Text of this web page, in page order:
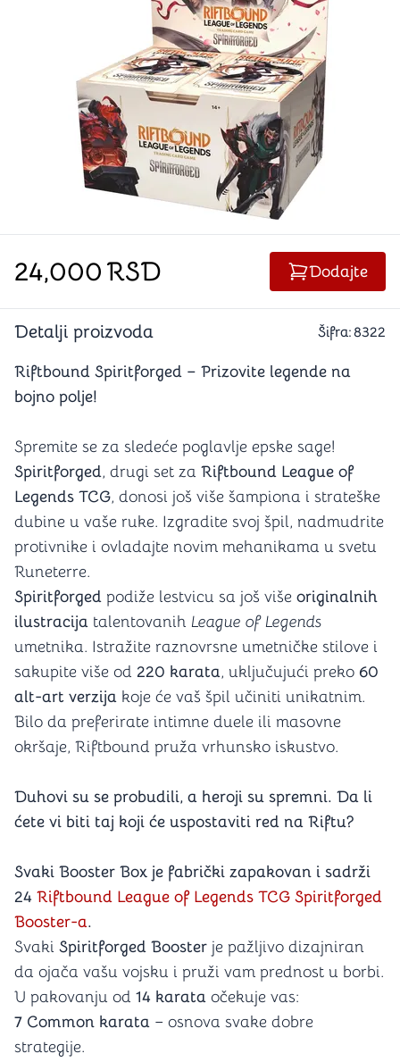
24,000RSD Dodajte
Detalji proizvoda Šifra:8322
Riftbound Spiritforged – Prizovite legende na
bojno polje!
Spremite se za sledeće poglavlje epske sage!
Spiritforged, drugi set za Riftbound League of
Legends TCG, donosi još više šampiona i strateške
dubine u vaše ruke. Izgradite svoj špil, nadmudrite
protivnike i ovladajte novim mehanikama u svetu
Runeterre.
Spiritforged podiže lestvicu sa još više originalnih
ilustracija talentovanih League of Legends
umetnika. Istražite raznovrsne umetničke stilove i
sakupite više od 220 karata, uključujući preko 60
alt-art verzija koje će vaš špil učiniti unikatnim.
Bilo da preferirate intimne duele ili masovne
okršaje, Riftbound pruža vrhunsko iskustvo.
Duhovi su se probudili, a heroji su spremni. Da li
ćete vi biti taj koji će uspostaviti red na Riftu?
Svaki Booster Box je fabrički zapakovan i sadrži
24 Riftbound League of Legends TCG Spiritforged
Booster-a.
Svaki Spiritforged Booster je pažljivo dizajniran
da ojača vašu vojsku i pruži vam prednost u borbi.
U pakovanju od 14 karata očekuje vas:
7 Common karata – osnova svake dobre
strategije.